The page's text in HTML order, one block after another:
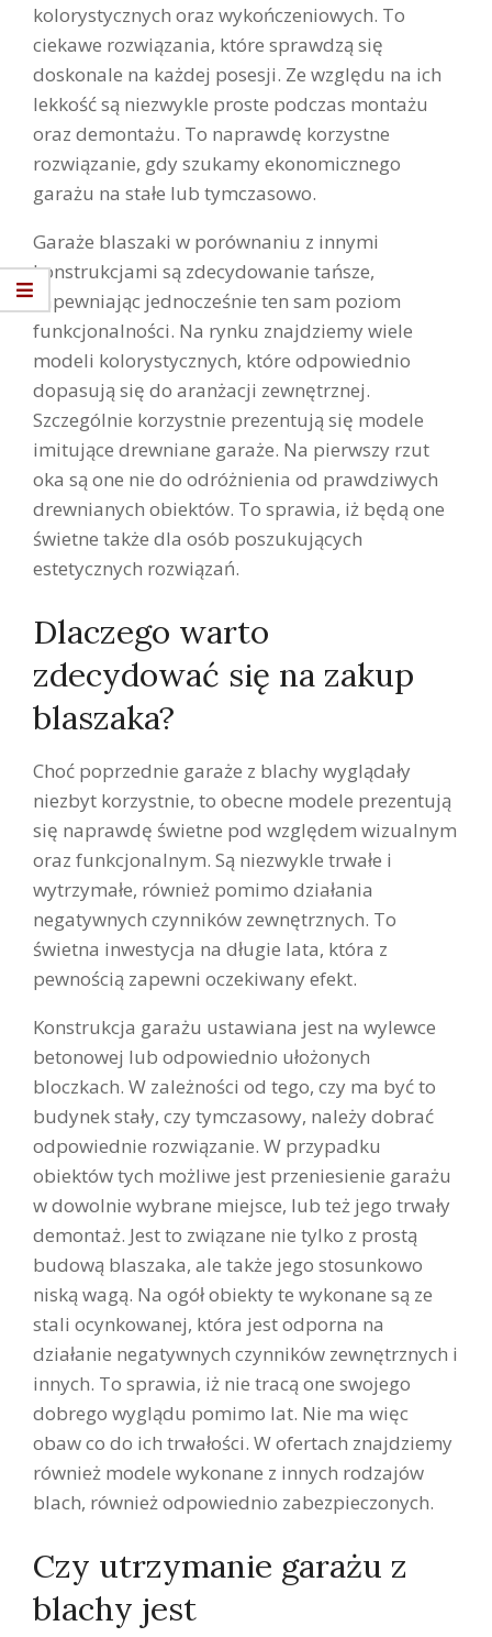
kolorystycznych oraz wykończeniowych. To
ciekawe rozwiązania, które sprawdzą się
doskonale na każdej posesji. Ze względu na ich
lekkość są niezwykle proste podczas montażu
oraz demontażu. To naprawdę korzystne
rozwiązanie, gdy szukamy ekonomicznego
garażu na stałe lub tymczasowo.
Garaże blaszaki w porównaniu z innymi
konstrukcjami są zdecydowanie tańsze,
zapewniając jednocześnie ten sam poziom
funkcjonalności. Na rynku znajdziemy wiele
modeli kolorystycznych, które odpowiednio
dopasują się do aranżacji zewnętrznej.
Szczególnie korzystnie prezentują się modele
imitujące drewniane garaże. Na pierwszy rzut
oka są one nie do odróżnienia od prawdziwych
drewnianych obiektów. To sprawia, iż będą one
świetne także dla osób poszukujących
estetycznych rozwiązań.
Dlaczego warto
zdecydować się na zakup
blaszaka?
Choć poprzednie garaże z blachy wyglądały
niezbyt korzystnie, to obecne modele prezentują
się naprawdę świetne pod względem wizualnym
oraz funkcjonalnym. Są niezwykle trwałe i
wytrzymałe, również pomimo działania
negatywnych czynników zewnętrznych. To
świetna inwestycja na długie lata, która z
pewnością zapewni oczekiwany efekt.
Konstrukcja garażu ustawiana jest na wylewce
betonowej lub odpowiednio ułożonych
bloczkach. W zależności od tego, czy ma być to
budynek stały, czy tymczasowy, należy dobrać
odpowiednie rozwiązanie. W przypadku
obiektów tych możliwe jest przeniesienie garażu
w dowolnie wybrane miejsce, lub też jego trwały
demontaż. Jest to związane nie tylko z prostą
budową blaszaka, ale także jego stosunkowo
niską wagą. Na ogół obiekty te wykonane są ze
stali ocynkowanej, która jest odporna na
działanie negatywnych czynników zewnętrznych i
innych. To sprawia, iż nie tracą one swojego
dobrego wyglądu pomimo lat. Nie ma więc
obaw co do ich trwałości. W ofertach znajdziemy
również modele wykonane z innych rodzajów
blach, również odpowiednio zabezpieczonych.
Czy utrzymanie garażu z
blachy jest